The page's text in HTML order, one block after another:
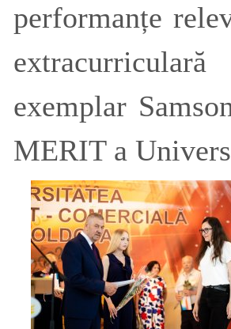
performanțe
exemplar
MERIT a